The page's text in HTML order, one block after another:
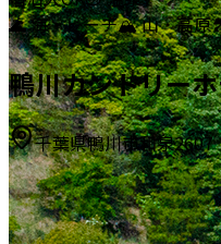
🌊 海・ビーチ🏔️ 山・高原
鴨川カントリー
千葉県鴨川市和泉2607